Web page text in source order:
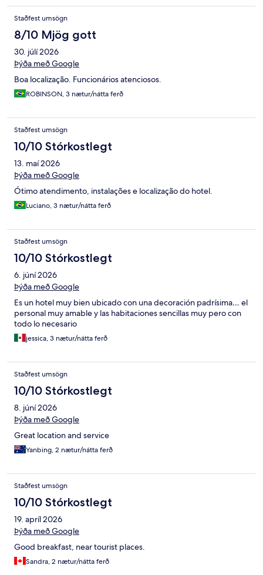
Staðfest umsögn
8/10 Mjög gott
30. júlí 2026
Þýða með Google
Boa localização. Funcionários atenciosos.
ROBINSON, 3 nætur/nátta ferð
Staðfest umsögn
10/10 Stórkostlegt
13. maí 2026
Þýða með Google
Ótimo atendimento, instalações e localização do hotel.
Luciano, 3 nætur/nátta ferð
Staðfest umsögn
10/10 Stórkostlegt
6. júní 2026
Þýða með Google
Es un hotel muy bien ubicado con una decoración padrísima… el
personal muy amable y las habitaciones sencillas muy pero con
todo lo necesario
jessica, 3 nætur/nátta ferð
Staðfest umsögn
10/10 Stórkostlegt
8. júní 2026
Þýða með Google
Great location and service
Yanbing, 2 nætur/nátta ferð
Staðfest umsögn
10/10 Stórkostlegt
19. apríl 2026
Þýða með Google
Good breakfast, near tourist places.
Sandra, 2 nætur/nátta ferð